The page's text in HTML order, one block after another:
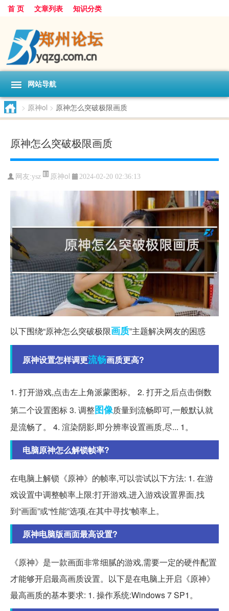
首 页 文章列表 知识分类
网站导航
> 原神ol > 原神怎么突破极限画质
原神怎么突破极限画质
网友:ysz 原神ol 2024-02-20 02:36:13
以下围绕“原神怎么突破极限画质”主题解决网友的困惑
原神设置怎样调更流畅画质更高?
1. 打开游戏,点击左上角派蒙图标。 2. 打开之后点击倒数
第二个设置图标 3. 调整图像质量到流畅即可,一般默认就
是流畅了。 4. 渲染阴影,即分辨率设置画质,尽... 1。
电脑原神怎么解锁帧率?
在电脑上解锁《原神》的帧率,可以尝试以下方法: 1. 在游
戏设置中调整帧率上限:打开游戏,进入游戏设置界面,找
到“画面”或“性能”选项,在其中寻找“帧率上。
原神电脑版画面最高设置?
《原神》是一款画面非常细腻的游戏,需要一定的硬件配置
才能够开启最高画质设置。以下是在电脑上开启《原神》
最高画质的基本要求: 1. 操作系统:Windows 7 SP1。